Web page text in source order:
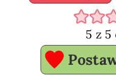
5 z 5